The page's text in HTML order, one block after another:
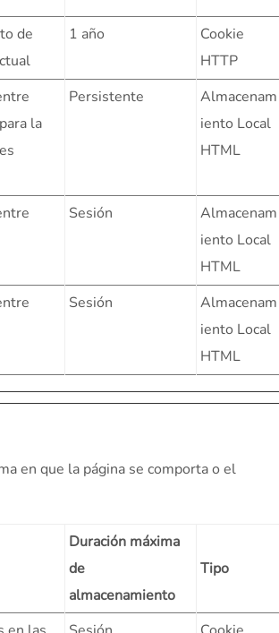
de
1 año
Cookie
HTTP
la
Persistente
Almacenam
iento Local
HTML
Sesión
Almacenam
iento Local
HTML
Sesión
Almacenam
iento Local
HTML
en que la página se comporta o el
Duración máxima
de
almacenamiento
Tipo